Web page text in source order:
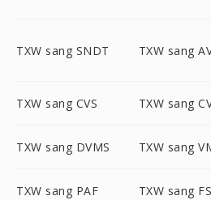
TXW sang SNDT TXW sang
TXW sang CVS TXW sang
TXW sang DVMS TXW sang
TXW sang PAF TXW sang